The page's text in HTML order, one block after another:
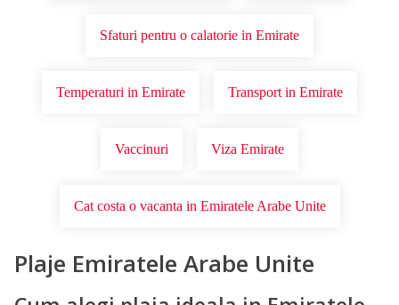
Sfaturi pentru o calatorie in Emirate
Temperaturi in Emirate Transport in Emirate
Vaccinuri Viza Emirate
Cat costa o vacanta in Emiratele Arabe Unite
Plaje Emiratele Arabe Unite